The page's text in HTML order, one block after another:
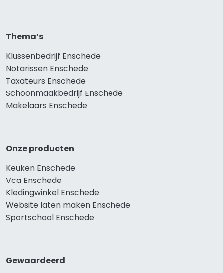
Thema’s
Klussenbedrijf Enschede
Notarissen Enschede
Taxateurs Enschede
Schoonmaakbedrijf Enschede
Makelaars Enschede
Onze producten
Keuken Enschede
Vca Enschede
Kledingwinkel Enschede
Website laten maken Enschede
Sportschool Enschede
Gewaardeerd